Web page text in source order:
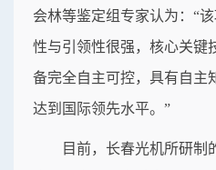
会林等鉴定组专家认为：“
性与引领性很强，核心关键
备完全自主可控，具有自主
达到国际领先水平。”
目前，长春光机所研制